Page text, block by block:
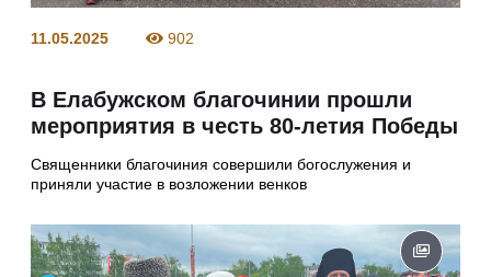
11.05.2025 902
В Елабужском благочинии прошли
мероприятия в честь 80-летия Победы
Священники благочиния совершили богослужения и
приняли участие в возложении венков